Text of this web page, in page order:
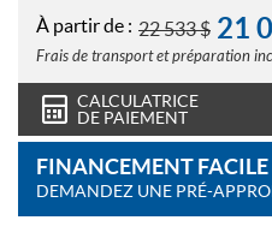
À partir de : 22 533$ 21
Frais de transport et préparation
CALCULATRICE
DE PAIEMENT
FINANCEMENT FACILE
DEMANDEZ UNE PRÉ-